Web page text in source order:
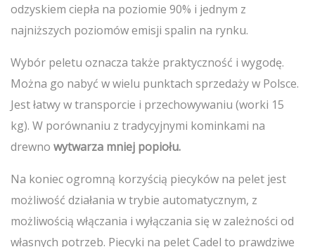
odzyskiem ciepła na poziomie 90% i jednym z
najniższych poziomów emisji spalin na rynku.
Wybór peletu oznacza także praktyczność i wygodę.
Można go nabyć w wielu punktach sprzedaży w Polsce.
Jest łatwy w transporcie i przechowywaniu (worki 15
kg). W porównaniu z tradycyjnymi kominkami na
drewno wytwarza mniej popiołu.
Na koniec ogromną korzyścią piecyków na pelet jest
możliwość działania w trybie automatycznym, z
możliwością włączania i wyłączania się w zależności od
własnych potrzeb. Piecyki na pelet Cadel to prawdziwe